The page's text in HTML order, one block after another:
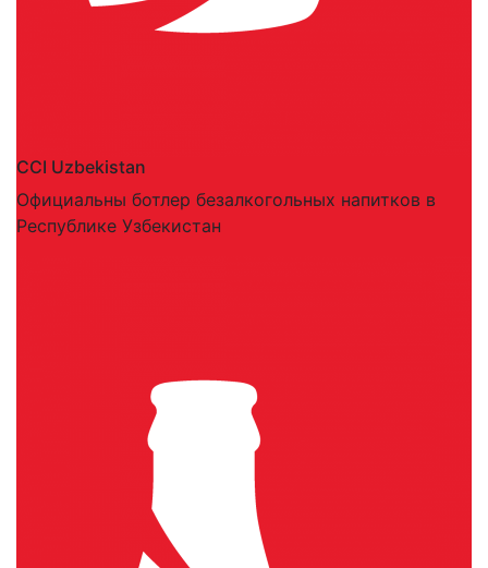
CCI Uzbekistan
Официальны ботлер безалкогольных напитков в
Республике Узбекистан